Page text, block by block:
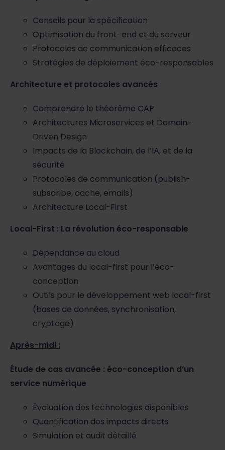
Conseils pour la spécification
Optimisation du front-end et du serveur
Protocoles de communication efficaces
Stratégies de déploiement éco-responsables
Architecture et protocoles avancés
Comprendre le théorème CAP
Architectures Microservices et Domain-
Driven Design
Impacts de la Blockchain, de l’IA, et de la
sécurité
Protocoles de communication (publish-
subscribe, cache, emails)
Architecture Local-First
Local-First : La révolution éco-responsable
Dépendance au cloud
Avantages du local-first pour l’éco-
conception
Outils pour le développement web local-first
(bases de données, synchronisation,
cryptage)
Après-midi :
Étude de cas avancée : éco-conception d’un
service numérique
Évaluation des technologies disponibles
Quantification des impacts directs
Simulation et audit détaillé